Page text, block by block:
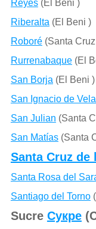
Reyes(El Beni )
Riberalta (El Beni )
Roboré(Santa
Rurrenabaque(El
San Borja (El Beni )
San Ignacio de
San Julian (Santa
San Matías(Santa
Santa Cruz de
Santa Rosa del
Santiago del Torno
Sucre Сукре